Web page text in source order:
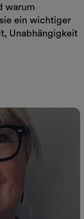
warum
ein wichtiger
Unabhängigkeit